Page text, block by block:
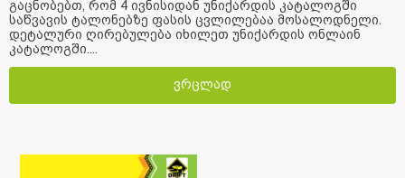
გაცნობებთ, რომ 4 ივნისიდან უნიქარდის კატალოგში
საწვავის ტალონებზე ფასის ცვლილებაა მოსალოდნელი.
დეტალური ღირებულება იხილეთ უნიქარდის ონლაინ
კატალოგში....
ვრცლად